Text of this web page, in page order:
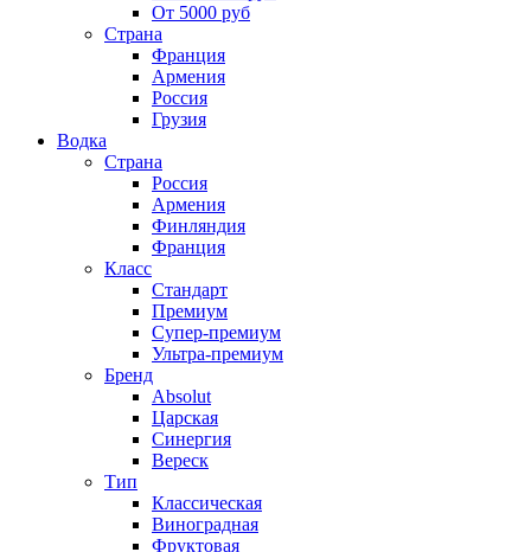
От 5000 руб
Страна
Франция
Армения
Россия
Грузия
Водка
Страна
Россия
Армения
Финляндия
Франция
Класс
Стандарт
Премиум
Супер-премиум
Ультра-премиум
Бренд
Absolut
Царская
Синергия
Вереск
Тип
Классическая
Виноградная
Фруктовая